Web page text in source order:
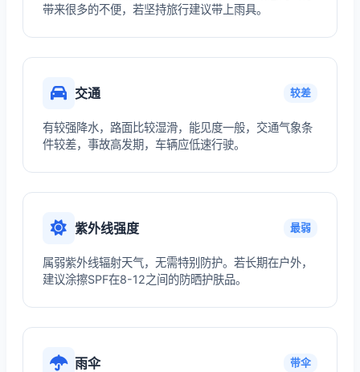
带来很多的不便，若坚持旅行建议带上雨具。
交通 较差
有较强降水，路面比较湿滑，能见度一般，交通气象条
件较差，事故高发期，车辆应低速行驶。
紫外线强度 最弱
属弱紫外线辐射天气，无需特别防护。若长期在户外，
建议涂擦SPF在8-12之间的防晒护肤品。
雨伞 带伞